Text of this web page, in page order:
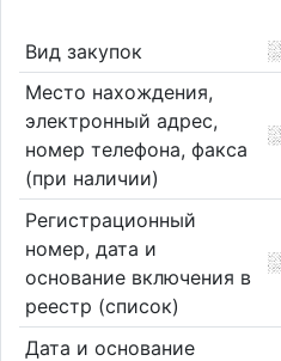
Вид закупок
Место нахождения,
электронный адрес,
номер телефона, факса
(при наличии)
Регистрационный
номер, дата и
основание включения в
реестр (список)
Дата и основание